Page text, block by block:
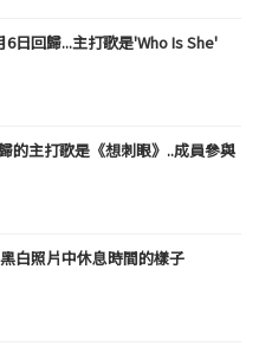
日回歸...主打歌是'Who Is She'
的主打歌是《想刺眼》..成員參與
白照片中休息時間的樣子